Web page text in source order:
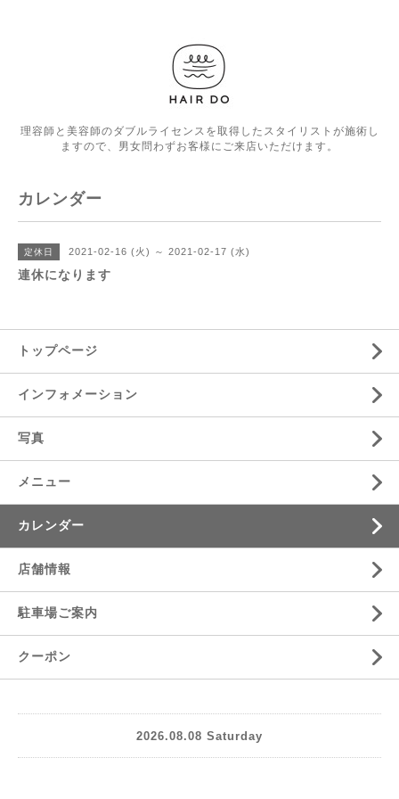
理容師と美容師のダブルライセンスを取得したスタイリストが施術し
ますので、男女問わずお客様にご来店いただけます。
カレンダー
定休日 2021-02-16 (火) ～ 2021-02-17 (水)
連休になります
トップページ
インフォメーション
写真
メニュー
カレンダー
店舗情報
駐車場ご案内
クーポン
2026.08.08 Saturday